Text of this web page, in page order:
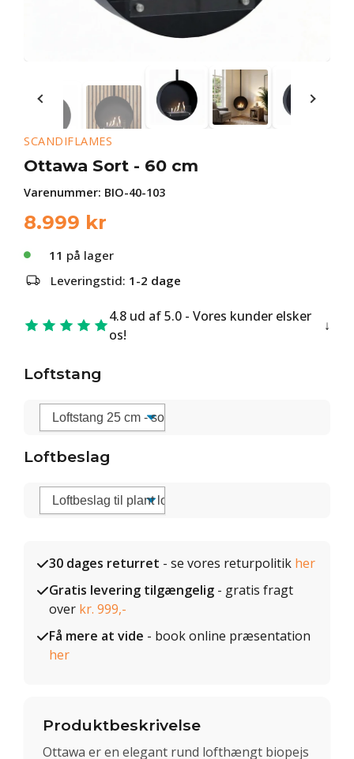
SCANDIFLAMES
Ottawa Sort - 60 cm
Varenummer: BIO-40-103
8.999 kr
11 på lager
Leveringstid: 1-2 dage
4.8 ud af 5.0 - Vores kunder elsker
os!
Loftstang
Loftbeslag
30 dages returret - se vores returpolitik her
Gratis levering tilgængelig - gratis fragt
over kr. 999,-
Få mere at vide - book online præsentation
her
Produktbeskrivelse
Ottawa er en elegant rund lofthængt biopejs